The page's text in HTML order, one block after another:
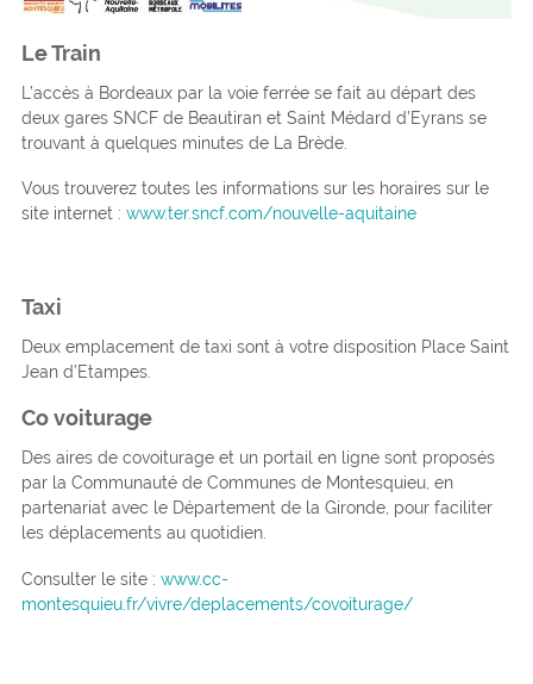
Le Train
L’accès à Bordeaux par la voie ferrée se fait au départ des
deux gares SNCF de Beautiran et Saint Médard d’Eyrans se
trouvant à quelques minutes de La Brède.
Vous trouverez toutes les informations sur les horaires sur le
site internet : www.ter.sncf.com/nouvelle-aquitaine
Taxi
Deux emplacement de taxi sont à votre disposition Place Saint
Jean d’Etampes.
Co voiturage
Des aires de covoiturage et un portail en ligne sont proposés
par la Communauté de Communes de Montesquieu, en
partenariat avec le Département de la Gironde, pour faciliter
les déplacements au quotidien.
Consulter le site : www.cc-
montesquieu.fr/vivre/deplacements/covoiturage/